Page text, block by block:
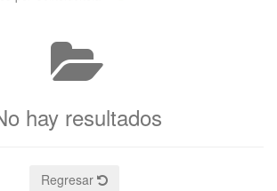
hay resultados
Regresar